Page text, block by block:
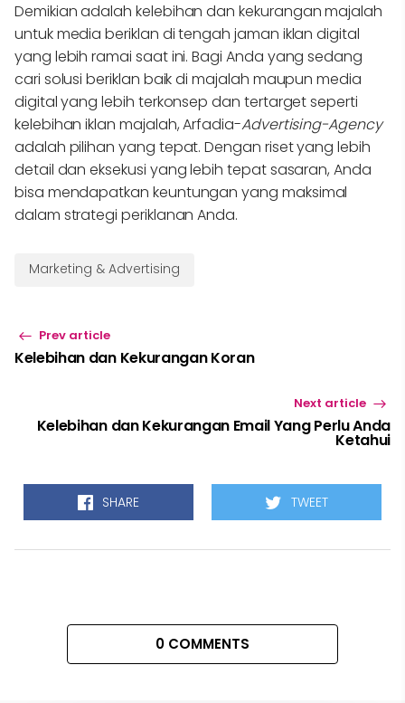
Demikian adalah kelebihan dan kekurangan majalah
untuk media beriklan di tengah jaman iklan digital
yang lebih ramai saat ini. Bagi Anda yang sedang
cari solusi beriklan baik di majalah maupun media
digital yang lebih terkonsep dan tertarget seperti
kelebihan iklan majalah, Arfadia-Advertising-Agency
adalah pilihan yang tepat. Dengan riset yang lebih
detail dan eksekusi yang lebih tepat sasaran, Anda
bisa mendapatkan keuntungan yang maksimal
dalam strategi periklanan Anda.
Marketing & Advertising
Prev article
Kelebihan dan Kekurangan Koran
Next article
Kelebihan dan Kekurangan Email Yang Perlu Anda
Ketahui
SHARE TWEET
0 COMMENTS